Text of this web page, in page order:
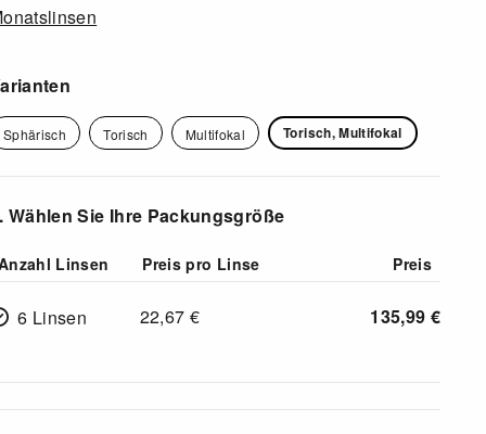
Sphärisch Torisch Multifokal Torisch, Multifokal
Wählen Sie Ihre Packungsgröße
Linsen Preis pro Linse Preis
6 Linsen 22,67 € 135,99 €